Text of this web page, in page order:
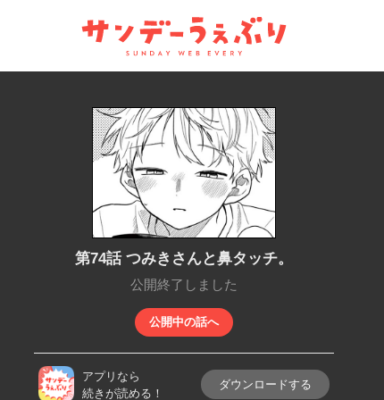
サンデーうぇぶり
第74話 つみきさんと鼻タッチ。
公開終了しました
公開中の話へ
アプリなら
続きが読める！
ダウンロードする